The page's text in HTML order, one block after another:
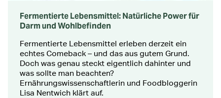
Fermentierte Lebensmittel: Natürliche Power für
Darm und Wohlbefinden
Fermentierte Lebensmittel erleben derzeit ein
echtes Comeback – und das aus gutem Grund.
Doch was genau steckt eigentlich dahinter und
was sollte man beachten?
Ernährungswissenschaftlerin und Foodbloggerin
Lisa Nentwich klärt auf.